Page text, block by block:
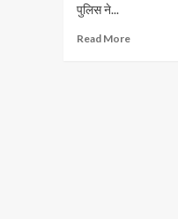
पुलिस ने...
Read More